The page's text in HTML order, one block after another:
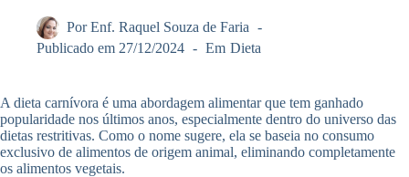
Por Enf. Raquel Souza de Faria
Publicado em 27/12/2024 Em Dieta
A dieta carnívora é uma abordagem alimentar que tem ganhado
popularidade nos últimos anos, especialmente dentro do universo das
dietas restritivas. Como o nome sugere, ela se baseia no consumo
exclusivo de alimentos de origem animal, eliminando completamente
os alimentos vegetais.